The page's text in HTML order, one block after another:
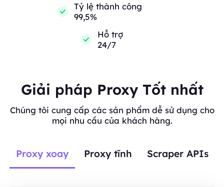
Tỷ lệ thành công
99,5%
Hỗ trợ
24/7
Giải pháp Proxy Tốt nhất
Chúng tôi cung cấp các sản phẩm dễ sử dụng cho
mọi nhu cầu của khách hàng.
Proxy xoay Proxy tĩnh Scraper APIs